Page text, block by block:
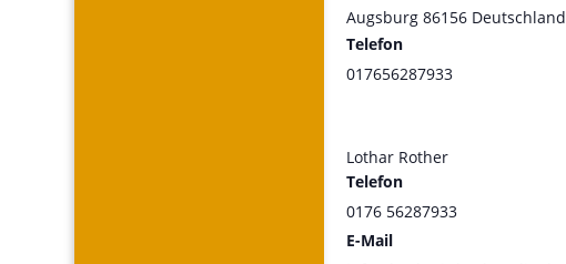
Augsburg 86156 Deutschland
Telefon
017656287933
Lothar Rother
Telefon
0176 56287933
E-Mail